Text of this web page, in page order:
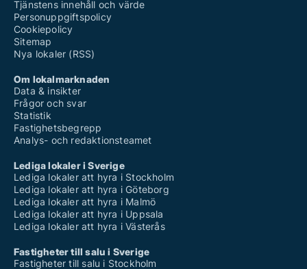
Tjänstens innehåll och värde
Personuppgiftspolicy
Cookiepolicy
Sitemap
Nya lokaler (RSS)
Om lokalmarknaden
Data & insikter
Frågor och svar
Statistik
Fastighetsbegrepp
Analys- och redaktionsteamet
Lediga lokaler i Sverige
Lediga lokaler att hyra i Stockholm
Lediga lokaler att hyra i Göteborg
Lediga lokaler att hyra i Malmö
Lediga lokaler att hyra i Uppsala
Lediga lokaler att hyra i Västerås
Fastigheter till salu i Sverige
Fastigheter till salu i Stockholm